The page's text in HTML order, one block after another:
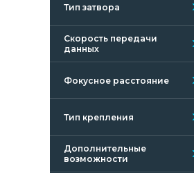
Тип затвора
Скорость передачи
данных
Фокусное расстояние
Тип крепления
Дополнительные
возможности